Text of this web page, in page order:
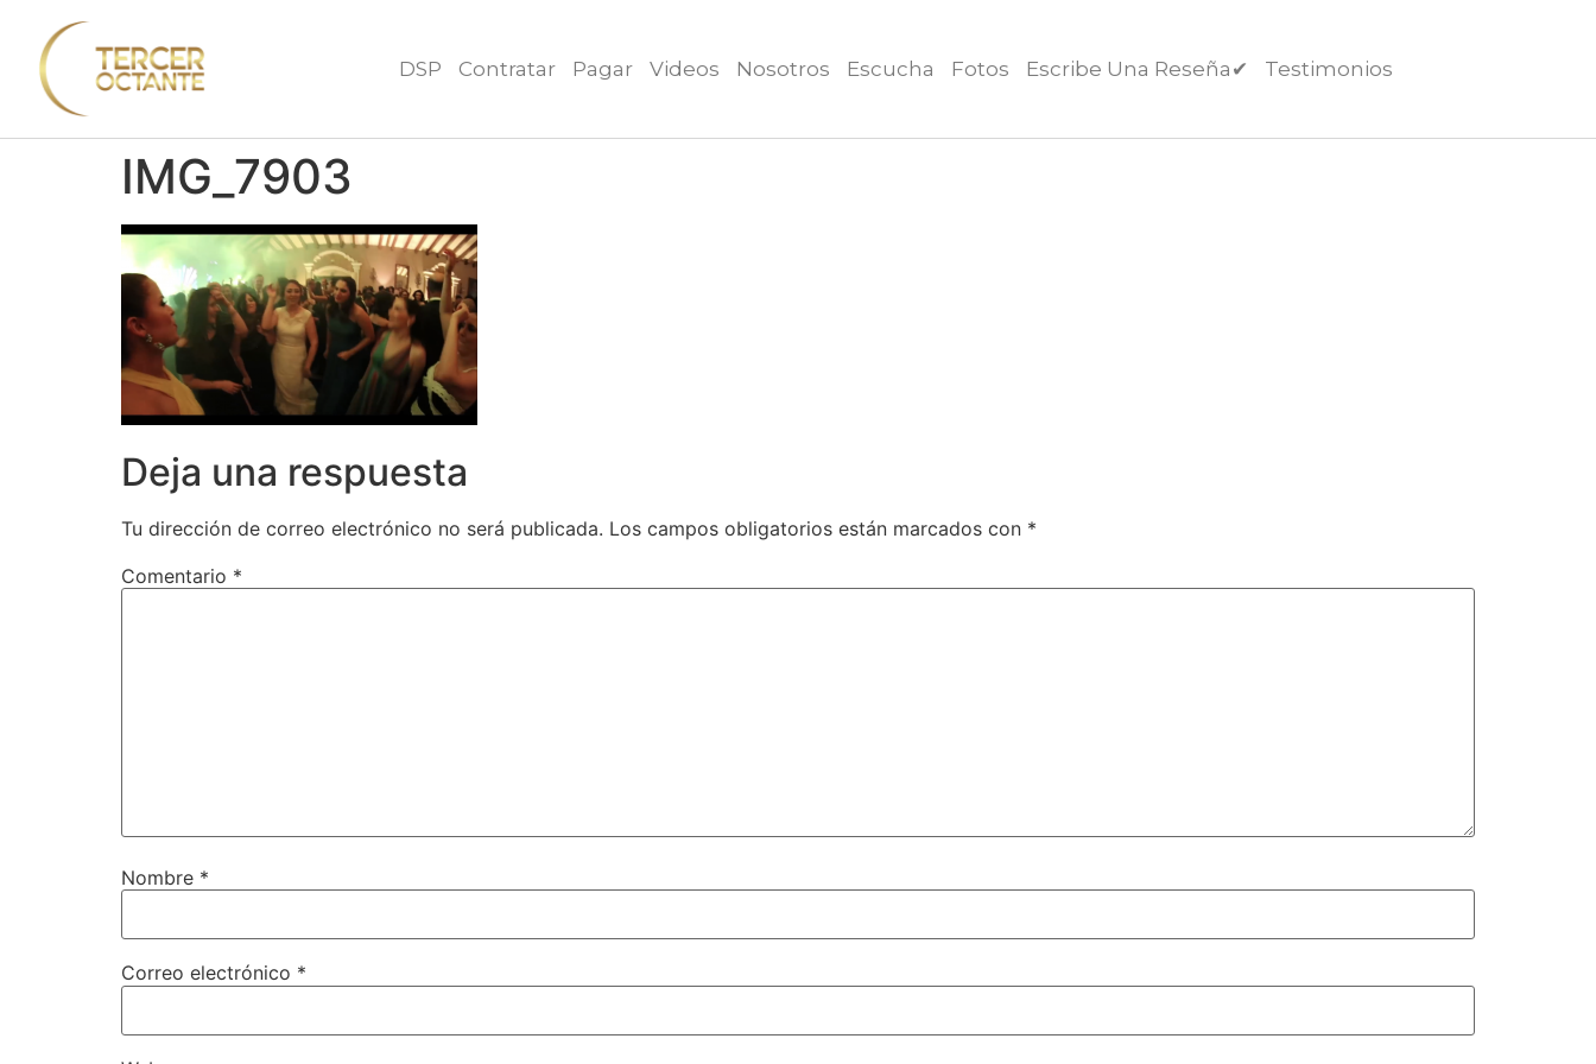
DSP Contratar Pagar Videos Nosotros Escucha Fotos Escribe Una Reseña✔︎ Testimonios
IMG_7903
Deja una respuesta
Tu dirección de correo electrónico no será publicada. Los campos obligatorios están marcados con *
Comentario *
Nombre *
Correo electrónico *